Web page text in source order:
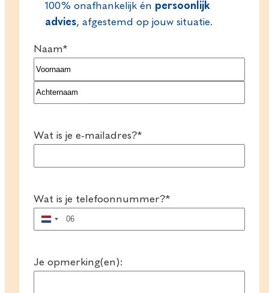
100% onafhankelijk én persoonlijk
advies, afgestemd op jouw situatie.
Naam*
Voornaam
Wat is je e-mailadres?*
Wat is je telefoonnummer?*
Nederland
+31
Je opmerking(en):